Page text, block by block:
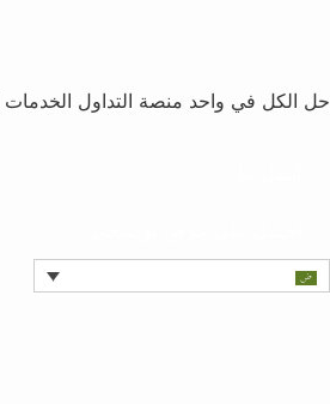
حل الكل في واحد منصة التداول الخدمات